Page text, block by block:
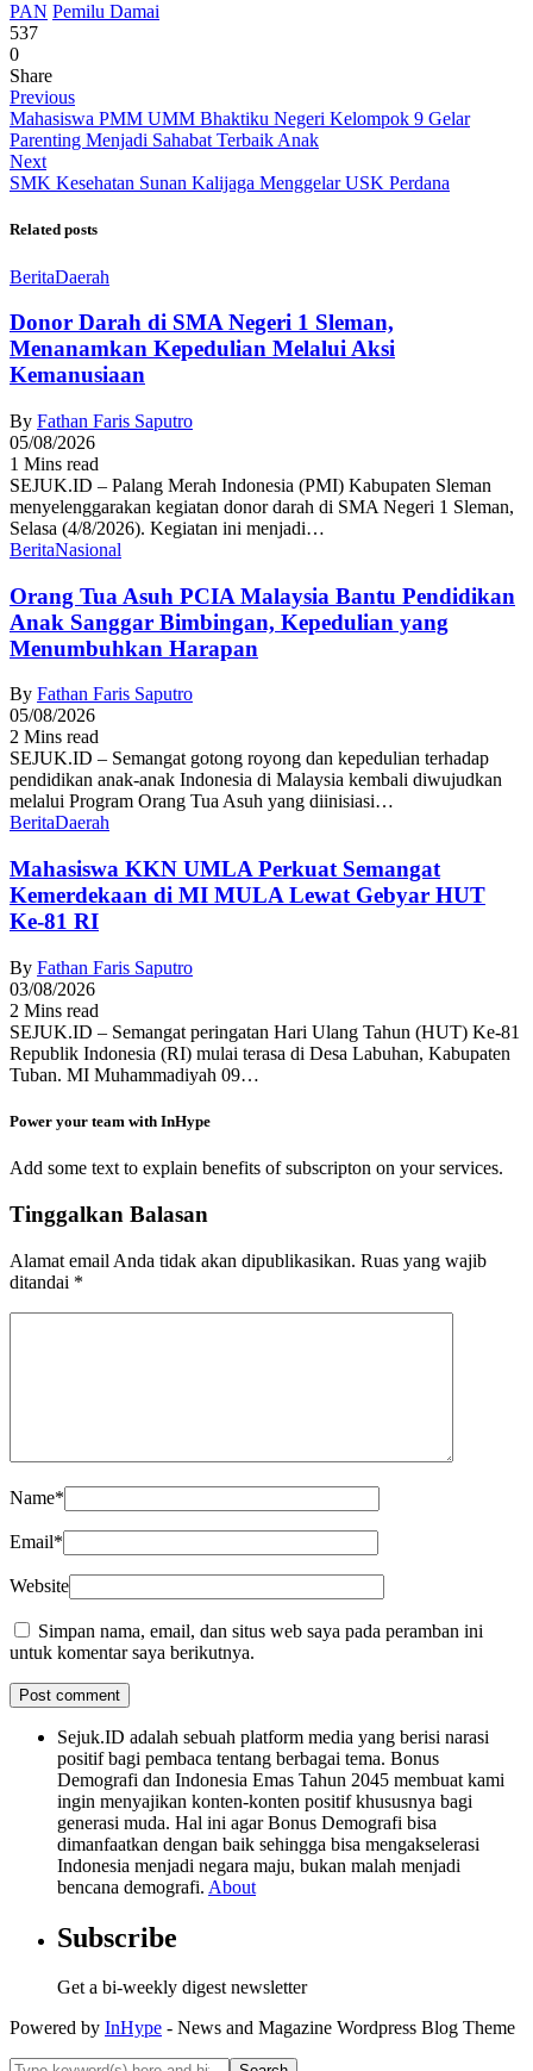
PAN Pemilu Damai
537
0
Share
Previous
Mahasiswa PMM UMM Bhaktiku Negeri Kelompok 9 Gelar
Parenting Menjadi Sahabat Terbaik Anak
Next
SMK Kesehatan Sunan Kalijaga Menggelar USK Perdana
Related posts
BeritaDaerah
Donor Darah di SMA Negeri 1 Sleman,
Menanamkan Kepedulian Melalui Aksi
Kemanusiaan
By Fathan Faris Saputro
05/08/2026
1 Mins read
SEJUK.ID – Palang Merah Indonesia (PMI) Kabupaten Sleman
menyelenggarakan kegiatan donor darah di SMA Negeri 1 Sleman,
Selasa (4/8/2026). Kegiatan ini menjadi…
BeritaNasional
Orang Tua Asuh PCIA Malaysia Bantu Pendidikan
Anak Sanggar Bimbingan, Kepedulian yang
Menumbuhkan Harapan
By Fathan Faris Saputro
05/08/2026
2 Mins read
SEJUK.ID – Semangat gotong royong dan kepedulian terhadap
pendidikan anak-anak Indonesia di Malaysia kembali diwujudkan
melalui Program Orang Tua Asuh yang diinisiasi…
BeritaDaerah
Mahasiswa KKN UMLA Perkuat Semangat
Kemerdekaan di MI MULA Lewat Gebyar HUT
Ke-81 RI
By Fathan Faris Saputro
03/08/2026
2 Mins read
SEJUK.ID – Semangat peringatan Hari Ulang Tahun (HUT) Ke-81
Republik Indonesia (RI) mulai terasa di Desa Labuhan, Kabupaten
Tuban. MI Muhammadiyah 09…
Power your team with InHype
Add some text to explain benefits of subscripton on your services.
Tinggalkan Balasan
Alamat email Anda tidak akan dipublikasikan. Ruas yang wajib
ditandai *
Name*
Email*
Website
Simpan nama, email, dan situs web saya pada peramban ini
untuk komentar saya berikutnya.
Sejuk.ID adalah sebuah platform media yang berisi narasi
positif bagi pembaca tentang berbagai tema. Bonus
Demografi dan Indonesia Emas Tahun 2045 membuat kami
ingin menyajikan konten-konten positif khususnya bagi
generasi muda. Hal ini agar Bonus Demografi bisa
dimanfaatkan dengan baik sehingga bisa mengakselerasi
Indonesia menjadi negara maju, bukan malah menjadi
bencana demografi. About
Subscribe
Get a bi-weekly digest newsletter
Powered by InHype - News and Magazine Wordpress Blog Theme